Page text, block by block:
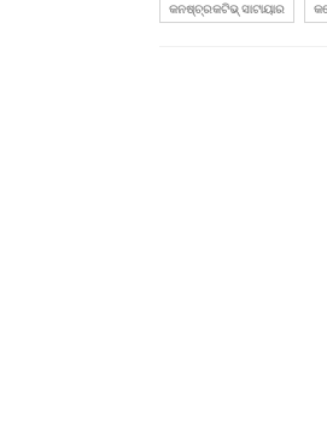
କନଷ୍ଚ୍ରକଟିଭ୍ ସାଟାୟାର